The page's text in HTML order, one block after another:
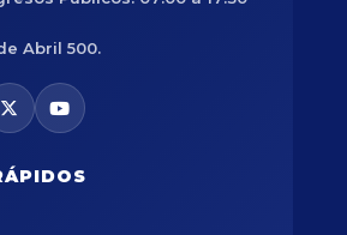
Abril 500.